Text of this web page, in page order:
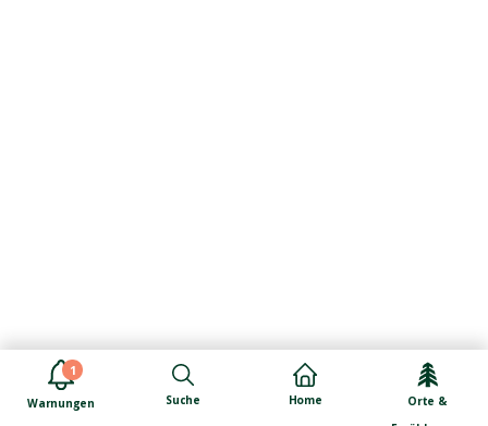
1
Warnungen Suche Home
Orte &